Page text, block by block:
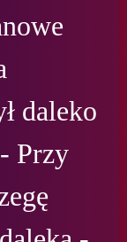
daleko
Przy